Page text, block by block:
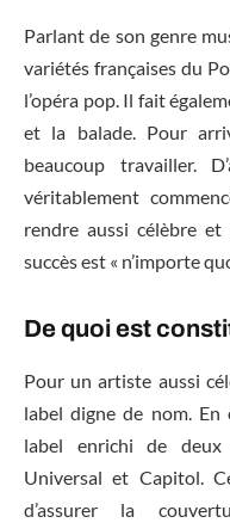
Parlant de son genre
variétés françaises du
l’opéra pop. Il fait
et la balade. Pour
beaucoup travailler.
véritablement
rendre aussi célèbre
succès est « n’importe
De quoi est
Pour un artiste aussi
label digne de nom. En
label enrichi de deux
Universal et Capitol.
d’assurer la